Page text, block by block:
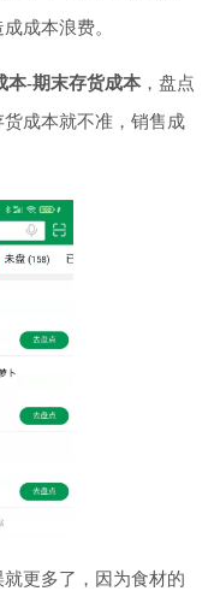
成本浪费。
本-期末存货成本 ，盘点
成本就不准，销售成
更多了，因为食材的